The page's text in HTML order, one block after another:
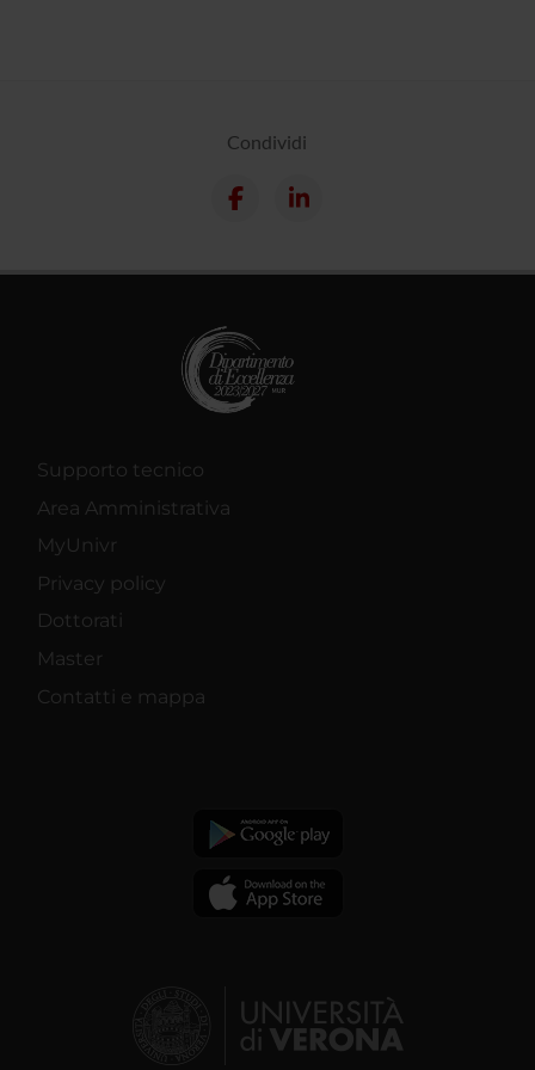
Condividi
Supporto tecnico
Area Amministrativa
MyUnivr
Privacy policy
Dottorati
Master
Contatti e mappa